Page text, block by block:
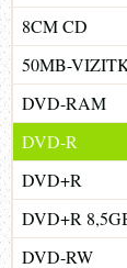
8CM CD
50MB-
DVD-RAM
DVD-R
DVD+R
DVD+R
DVD-RW